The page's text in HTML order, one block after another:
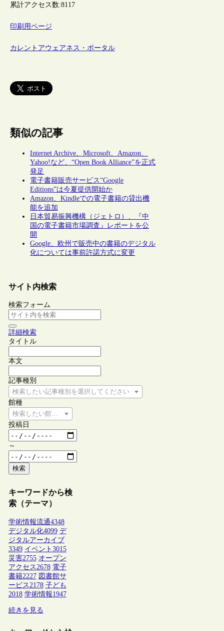
累計アクセス数:8117
印刷用ページ
カレントアウェアネス・ポータル
類似の記事
Internet Archive、Microsoft、Amazon、
Yahoo!など、“Open Book Alliance”を正式
発足
電子書籍販売サービス“Google
Editions”は今夏提供開始か
Amazon、Kindleでの電子書籍の貸出機
能を追加
日本貿易振興機構（ジェトロ）、『中
国の電子書籍市場調査』レポートを公
開
Google、欧州で販売中の書籍のデジタル
化については事前許諾方式に変更
サイト内検索
検索フォーム
詳細検索
タイトル
本文
記事種別
検索したい記事種別を選択してください
館種
検索したい館種を選択してください
投稿日
～
検索
キーワードから検
索（テーマ）
学術情報流通4348
デジタル化4099 デ
ジタルアーカイブ
3349 イベント 3015
災害2755 オープン
アクセス 2678 電子
書籍2227 図書館サ
ービス 2178 子ども
2018 学術情報1947
続きを見る